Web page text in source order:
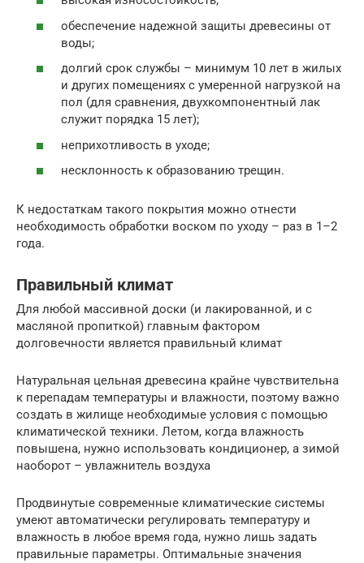
обеспечение надежной защиты древесины от
воды;
долгий срок службы – минимум 10 лет в жилых
и других помещениях с умеренной нагрузкой на
пол (для сравнения, двухкомпонентный лак
служит порядка 15 лет);
неприхотливость в уходе;
несклонность к образованию трещин.
К недостаткам такого покрытия можно отнести
необходимость обработки воском по уходу – раз в 1–2
года.
Правильный климат
Для любой массивной доски (и лакированной, и с
масляной пропиткой) главным фактором
долговечности является правильный климат
Натуральная цельная древесина крайне чувствительна
к перепадам температуры и влажности, поэтому важно
создать в жилище необходимые условия с помощью
климатической техники. Летом, когда влажность
повышена, нужно использовать кондиционер, а зимой
наоборот – увлажнитель воздуха
Продвинутые современные климатические системы
умеют автоматически регулировать температуру и
влажность в любое время года, нужно лишь задать
правильные параметры. Оптимальные значения